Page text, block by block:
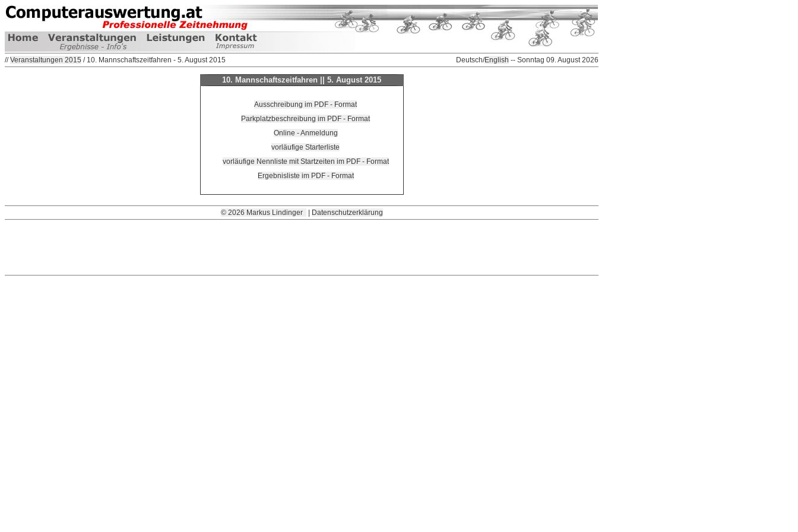
//Veranstaltungen 2015 / 10. Mannschaftszeitfahren - 5. August 2015 Deutsch/English -- Sonntag 09. August 2026
10. Mannschaftszeitfahren || 5. August 2015
Ausschreibung im PDF - Format
Parkplatzbeschreibung im PDF - Format
Online - Anmeldung
vorläufige Starterliste
vorläufige Nennliste mit Startzeiten im PDF - Format
Ergebnisliste im PDF - Format
© 2026 Markus Lindinger Datenschutzerklärung